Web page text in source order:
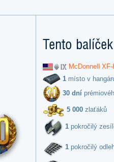
Tento
McDonnell
1 místo v
30 dní
5 000 zlaťáků
1 pokročilý
1 pokročilý